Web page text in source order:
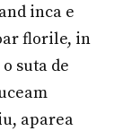
inca e
florile, in
suta de
aparea